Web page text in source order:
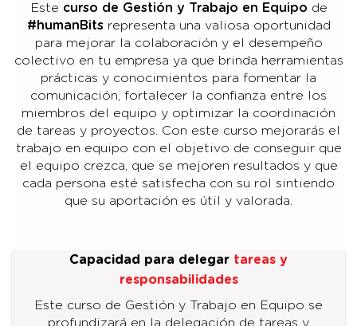
Este curso de Gestión y Trabajo en Equipo de
#humanBitsrepresenta una valiosa oportunidad
para mejorar la colaboración y el desempeño
colectivo en tu empresa ya que brinda herramientas
prácticas y conocimientos para fomentar la
comunicación, fortalecer la confianza entre los
miembros del equipo y optimizar la coordinación
de tareas y proyectos. Con este curso mejorarás el
trabajo en equipo con el objetivo de conseguir que
el equipo crezca, que se mejoren resultados y que
cada persona esté satisfecha con su rol sintiendo
que su aportación es útil y valorada.
Capacidad para delegar tareas y
responsabilidades
Este curso de Gestión y Trabajo en Equipo se
profundizará en la delegación de tareas y